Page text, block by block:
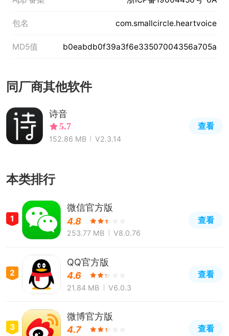
包名 com.smallcircle.heartvoice
MD5值 b0eabdb0f39a3f6e33507004356a705a
同厂商其他软件
诗音
5.7
152.86 MB V2.3.14
查看
本类排行
1
微信官方版
4.8
253.77 MB V8.0.76
查看
2
QQ官方版
4.6
21.84 MB V6.0.3
查看
3
微博官方版
4.7
查看